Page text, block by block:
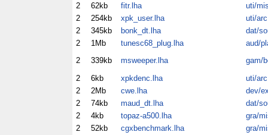
2
62kb fitr.lha
uti/
2
254kb xpk_user.lha
uti/arc
2
345kb bonk_dt.lha
dat/
2
1Mb tunesc68_plug.lha
aud/
2
339kb msweeper.lha
gam/
2
6kb xpkdenc.lha
uti/arc
2
2Mb cwe.lha
dev/
2
74kb maud_dt.lha
dat/
2
4kb topaz-a500.lha
gra/
2
52kb cgxbenchmark.lha
gra/